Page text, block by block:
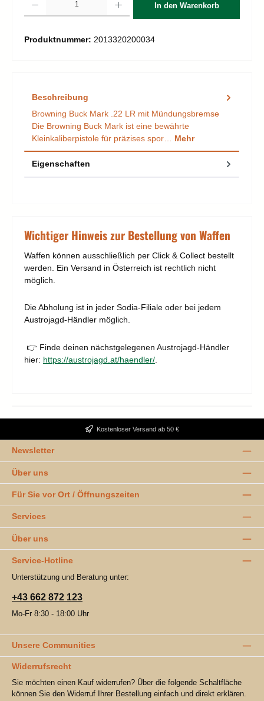
In den Warenkorb
Produktnummer: 2013320200034
Beschreibung
Browning Buck Mark .22 LR mit Mündungsbremse
Die Browning Buck Mark ist eine bewährte
Kleinkaliberpistole für präzises spor… Mehr
Eigenschaften
Wichtiger Hinweis zur Bestellung von Waffen
Waffen können ausschließlich per Click & Collect bestellt
werden. Ein Versand in Österreich ist rechtlich nicht
möglich.
Die Abholung ist in jeder Sodia-Filiale oder bei jedem
Austrojagd-Händler möglich.
👉 Finde deinen nächstgelegenen Austrojagd-Händler
hier: https://austrojagd.at/haendler/
Kostenloser Versand ab 50 €
Newsletter
Über uns
Für Sie vor Ort / Öffnungszeiten
Services
Über uns
Service-Hotline
Unterstützung und Beratung unter:
+43 662 872 123
Mo-Fr 8:30 - 18:00 Uhr
Unsere Communities
Widerrufsrecht
Sie möchten einen Kauf widerrufen? Über die folgende Schaltfläche
können Sie den Widerruf Ihrer Bestellung einfach und direkt erklären.